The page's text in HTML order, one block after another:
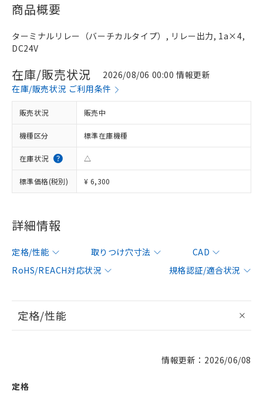
商品概要
ターミナルリレー（バーチカルタイプ）, リレー出力, 1a×4,
DC24V
在庫/販売状況
2026/08/06 00:00 情報更新
在庫/販売状況 ご利用条件
販売状況 販売中
機種区分 標準在庫機種
在庫状況 △
標準価格(税別) ¥ 6,300
詳細情報
定格/性能 取りつけ穴寸法
CAD
RoHS/REACH対応状況
規格認証/適合状況
定格/性能
情報更新：2026/06/08
定格